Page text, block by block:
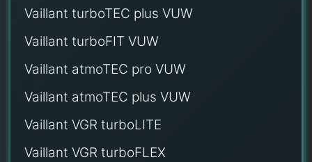
Vaillant turboTEC plus VUW
Vaillant turboFIT VUW
Vaillant atmoTEC pro VUW
Vaillant atmoTEC plus VUW
Vaillant VGR turboLITE
Vaillant VGR turboFLEX